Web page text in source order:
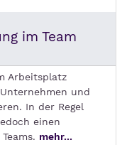
im Team
Arbeitsplatz
und
In der Regel
einen
mehr...